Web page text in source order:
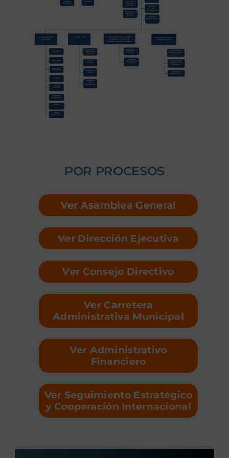
POR PROCESOS
Ver Asamblea General
Ver Dirección Ejecutiva
Ver Consejo Directivo
Ver Carretera
Administrativa Municipal
Ver Administrativo
Financiero
Ver Seguimiento Estratégico
y Cooperación Internacional